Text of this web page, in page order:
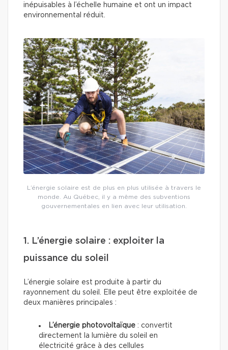
inépuisables à l’échelle humaine et ont un impact
environnemental réduit.
L’énergie solaire est de plus en plus utilisée à travers le
monde. Au Québec, il y a même des subventions
gouvernementales en lien avec leur utilisation.
1. L’énergie solaire : exploiter la
puissance du soleil
L’énergie solaire est produite à partir du
rayonnement du soleil. Elle peut être exploitée de
deux manières principales :
L’énergie photovoltaïque : convertit
directement la lumière du soleil en
électricité grâce à des cellules